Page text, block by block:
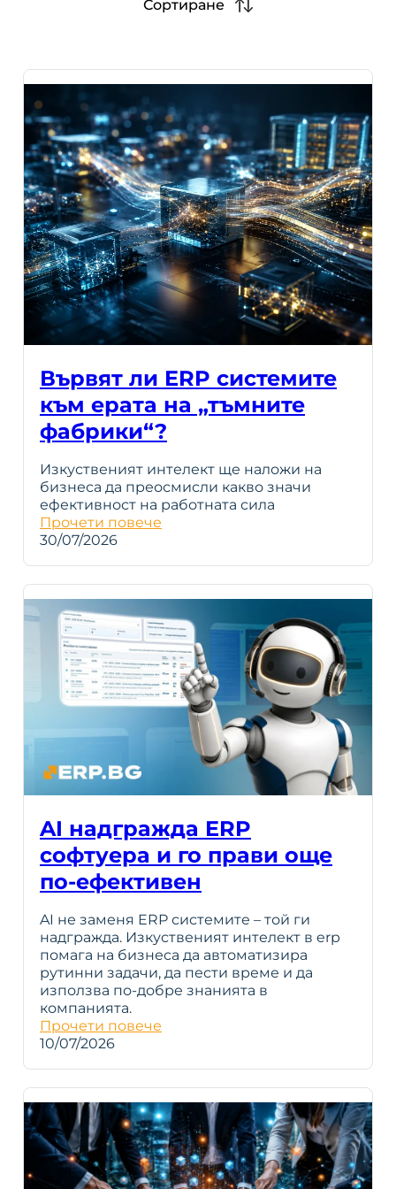
Сортиране
Вървят ли ERP системите
към ерата на „тъмните
фабрики“?
Изкуственият интелект ще наложи на
бизнеса да преосмисли какво значи
ефективност на работната сила
Прочети повече
30/07/2026
AI надгражда ERP
софтуера и го прави още
по-ефективен
AI не заменя ERP системите – той ги
надгражда. Изкуственият интелект в erp
помага на бизнеса да автоматизира
рутинни задачи, да пести време и да
използва по-добре знанията в
компанията.
Прочети повече
10/07/2026